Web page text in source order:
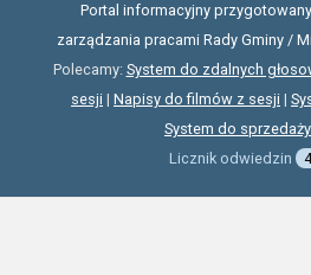
Portal informacyjny
zarządzania pracami Rady Gminy /
Polecamy: System do zdalnych
sesji | Napisy do filmów z sesji |
System do
Licznik odwiedzin